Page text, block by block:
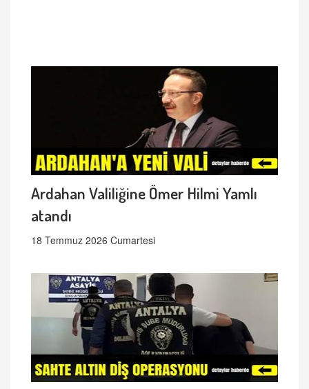
Ardahan Valiliğine Ömer Hilmi Yamlı
atandı
18 Temmuz 2026 Cumartesi